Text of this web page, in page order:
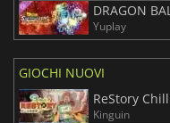
Yuplay
GIOCHI NUOVI
ReStory
Kinguin